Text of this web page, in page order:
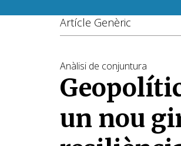
Artícle Genèric
Anàlisi de conjuntura
un nou